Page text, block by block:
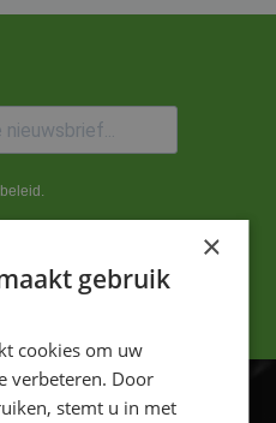
×
gebruik
cookies om uw
verbeteren. Door
stemt u in met